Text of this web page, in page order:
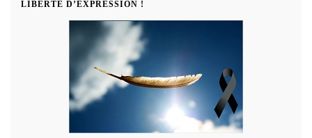
LIBERTÉ D’EXPRESSION !